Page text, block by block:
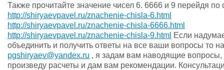
Также прочитайте значение чисел 6. 6666 и 9 перейдя по
http://shiryaevpavel.ru/znachenie-chisla-6.html
http://shiryaevpavel.ru/znachenie-chisla-6666.html
http://shiryaevpavel.ru/znachenie-chisla-9.html Если
объединить и получить ответы на все ваши вопросы то
pgshiryaev@yandex.ru , я задам вам наводящие вопросы,
произведу расчеты и дам вам рекомендации.